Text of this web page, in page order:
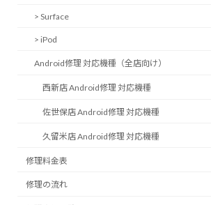
> Surface
> iPod
Android修理 対応機種（全店向け）
西新店 Android修理 対応機種
佐世保店 Android修理 対応機種
久留米店 Android修理 対応機種
修理料金表
修理の流れ